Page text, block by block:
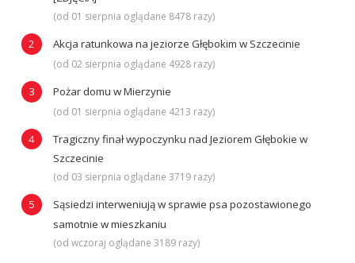
(od 01 sierpnia oglądane 8478 razy)
Akcja ratunkowa na jeziorze Głębokim w Szczecinie
(od 02 sierpnia oglądane 4928 razy)
Pożar domu w Mierzynie
(od 01 sierpnia oglądane 4213 razy)
Tragiczny finał wypoczynku nad Jeziorem Głębokie w
Szczecinie
(od 03 sierpnia oglądane 3719 razy)
Sąsiedzi interweniują w sprawie psa pozostawionego
samotnie w mieszkaniu
(od wczoraj oglądane 3189 razy)